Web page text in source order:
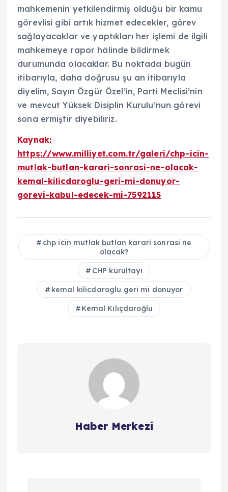
mahkemenin yetkilendirmiş olduğu bir kamu
görevlisi gibi artık hizmet edecekler, görev
sağlayacaklar ve yaptıkları her işlemi de ilgili
mahkemeye rapor hâlinde bildirmek
durumunda olacaklar. Bu noktada bugün
itibarıyla, daha doğrusu şu an itibarıyla
diyelim, Sayın Özgür Özel’in, Parti Meclisi’nin
ve mevcut Yüksek Disiplin Kurulu’nun görevi
sona ermiştir diyebiliriz.
Kaynak:
https://www.milliyet.com.tr/galeri/chp-icin-
mutlak-butlan-karari-sonrasi-ne-olacak-
kemal-kilicdaroglu-geri-mi-donuyor-
gorevi-kabul-edecek-mi-7592115
chp icin mutlak butlan karari sonrasi ne
olacak?
CHP kurultayı
kemal kilicdaroglu geri mi donuyor
Kemal Kılıçdaroğlu
Haber Merkezi